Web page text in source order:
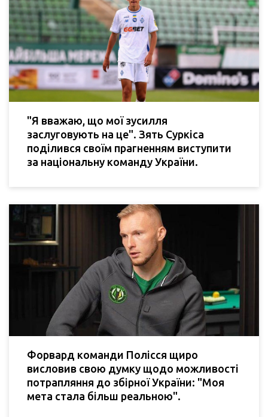
"Я вважаю, що мої зусилля
заслуговують на це". Зять Суркіса
поділився своїм прагненням виступити
за національну команду України.
Форвард команди Полісся щиро
висловив свою думку щодо можливості
потрапляння до збірної України: "Моя
мета стала більш реальною".